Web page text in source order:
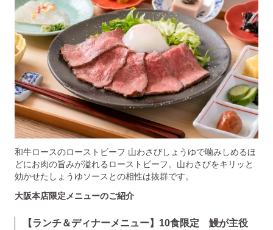
和牛ロースのローストビーフ 山わさびしょうゆで噛みしめるほ
どにお肉の旨みが溢れるローストビーフ。山わさびをキリッと
効かせたしょうゆソースとの相性は抜群です。
大阪本店限定メニューのご紹介
【ランチ＆ディナーメニュー】10食限定 鰻が主役